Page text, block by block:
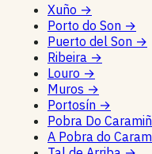
Xuño →
Porto do Son →
Puerto del Son →
Ribeira →
Louro →
Muros →
Portosín →
Pobra Do
A Pobra do